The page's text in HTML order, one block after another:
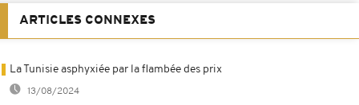
ARTICLES CONNEXES
La Tunisie asphyxiée par la flambée des prix
13/08/2024